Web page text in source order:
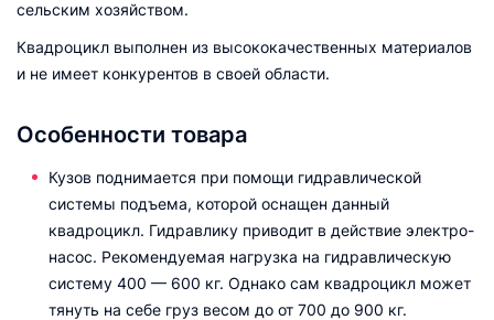
сельским хозяйством.
Квадроцикл выполнен из высококачественных материалов
и не имеет конкурентов в своей области.
Особенности товара
Кузов поднимается при помощи гидравлической
системы подъема, которой оснащен данный
квадроцикл. Гидравлику приводит в действие электро-
насос. Рекомендуемая нагрузка на гидравлическую
систему 400 — 600 кг. Однако сам квадроцикл может
тянуть на себе груз весом до от 700 до 900 кг.